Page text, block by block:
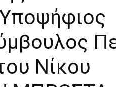
Νίκου